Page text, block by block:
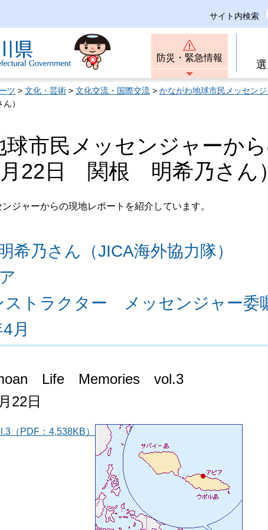
サイト内検索
防災・緊急情報
ツ > 文化・芸術 > 文化交流・国際交流 > かながわ地球市民メッセン
）
市民メッセンジャーか
月22日 関根 明希乃さん）
ジャーからの現地レポートを紹介しています。
乃さん（JICA海外協力隊）
ストラクター メッセンジャー委
月
Life Memories vol.3
22日
（PDF：4,538KB）